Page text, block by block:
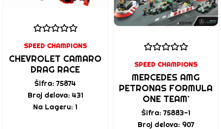
SPEED CHAMPIONS
CHEVROLET CAMARO
DRAG RACE
Šifra: 75874
Broj delova: 431
Na Lageru: 1
SPEED CHAMPIONS
MERCEDES AMG
PETRONAS FORMULA
ONE TEAM`
Šifra: 75883-1
Broj delova: 907